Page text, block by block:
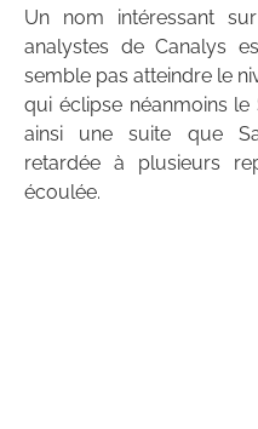
Un nom intéressant
analystes de Canalys
semble pas atteindre le
qui éclipse néanmoins le
ainsi une suite que
retardée à plusieurs
écoulée.